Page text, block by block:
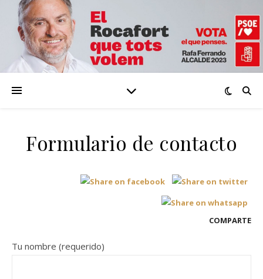
Formulario de contacto
COMPARTE
Tu nombre (requerido)